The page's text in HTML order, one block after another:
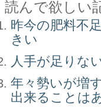
読んで欲しい
昨今の肥料不
きい
人手が足りな
年々勢いが増
出来ることは